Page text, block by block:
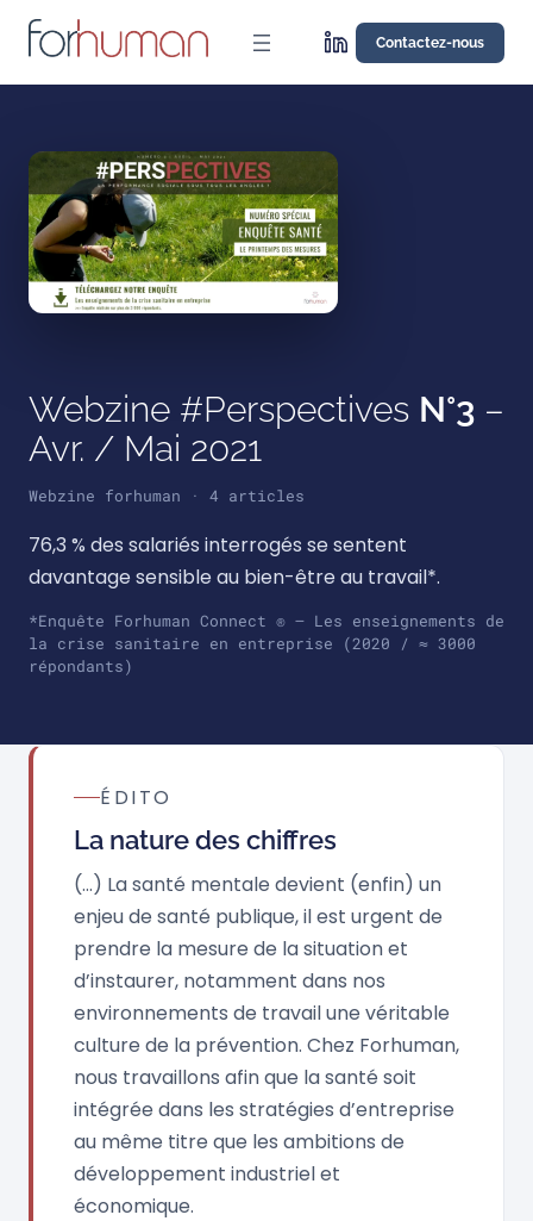
Aller
Contactez-nous
Webzine #Perspectives N°3 –
Avr. / Mai 2021
Webzine forhuman · 4 articles
76,3 % des salariés interrogés se sentent
davantage sensible au bien-être au travail*.
*Enquête Forhuman Connect ® – Les enseignements de
la crise sanitaire en entreprise (2020 / ≈ 3000
répondants)
ÉDITO
La nature des chiffres
(…) La santé mentale devient (enfin) un
enjeu de santé publique, il est urgent de
prendre la mesure de la situation et
d’instaurer, notamment dans nos
environnements de travail une véritable
culture de la prévention. Chez Forhuman,
nous travaillons afin que la santé soit
intégrée dans les stratégies d’entreprise
au même titre que les ambitions de
développement industriel et
économique.